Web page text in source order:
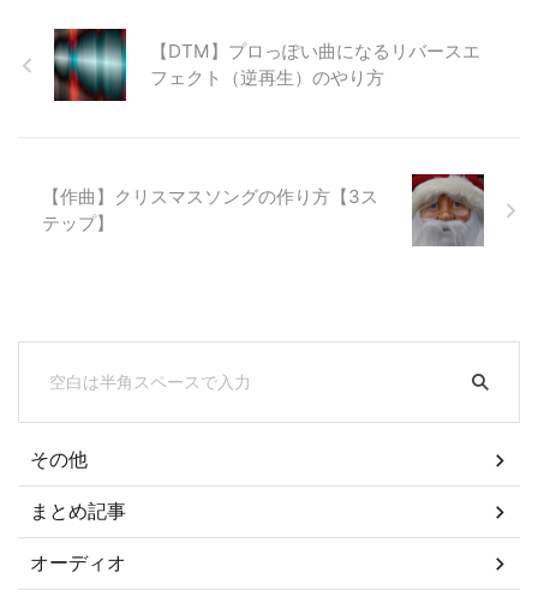
【DTM】プロっぽい曲になるリバースエ
フェクト（逆再生）のやり方
【作曲】クリスマスソングの作り方【3ス
テップ】
その他
まとめ記事
オーディオ